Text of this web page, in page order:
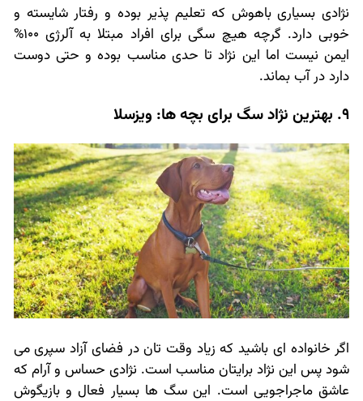
نژادی بسیاری باهوش که تعلیم پذیر بوده و رفتار شایسته و
خوبی دارد. گرچه هیچ سگی برای افراد مبتلا به آلرژی 100%
ایمن نیست اما این نژاد تا حدی مناسب بوده و حتی دوست
دارد در آب بماند.
9. بهترین نژاد سگ برای بچه ها: ویزسلا
اگر خانواده ای باشید که زیاد وقت تان در فضای آزاد سپری می
شود پس این نژاد برایتان مناسب است. نژادی حساس و آرام که
عاشق ماجراجویی است. این سگ ها بسیار فعال و بازیگوش